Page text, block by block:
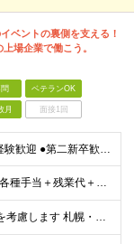
ベントの裏側を支える！
場企業で働こう。
ベテランOK
月 面接1回
●未経験OK ●職種・業種未経験歓迎 ●第二新卒歓迎 ●学歴不問 ＜こんな方におすすめ！＞ ◎ホテル・アパレル・携帯販売など接客経験を活かしたい ◎「今の会社、この先が見えない」と感じている ◎上場
月給25万円～34万円以上＋各種手当＋残業代＋賞与年2回（昨年度2～4ヶ月分） 初年度想定年収：350万円～ ＜クラス・経験別の月給目安＞ ■メンバークラス：月給25万円以上 ■店長やSVなどのマネ
┃全国募集！勤務地は希望を考慮します 札幌・仙台・東京・横浜・静岡・名古屋・大阪・京都・広島・福岡 募集 ※上記のほか、全国に拠点あり ※キャリアアップやキャリアシフトに伴う転勤も一部ありますが、基